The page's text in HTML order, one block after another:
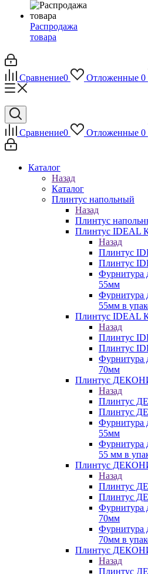
Распродажа
товара
Сравнение0 Отложенные 0
Сравнение0 Отложенные 0
Каталог
Назад
Каталог
Плинтус напольный
Назад
Плинтус
Плинтус IDEAL
Назад
Плинтус
Плинтус
Фурнитура
55мм
Фурнитура
55мм в
Плинтус IDEAL
Назад
Плинтус
Плинтус
Фурнитура
70мм
Плинтус
Назад
Плинтус
Плинтус
55мм
55 мм в
Плинтус
Назад
Плинтус
Плинтус
70мм
70мм в
Плинтус
Назад
Плинтус